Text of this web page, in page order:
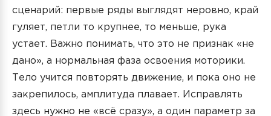
сценарий: первые ряды выглядят неровно, край
гуляет, петли то крупнее, то меньше, рука
устает. Важно понимать, что это не признак «не
дано», а нормальная фаза освоения моторики.
Тело учится повторять движение, и пока оно не
закрепилось, амплитуда плавает. Исправлять
здесь нужно не «всё сразу», а один параметр за